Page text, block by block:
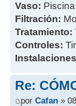
Vaso:
Filtración:
Tratamiento:
Controles:
Re:
por Cafan »